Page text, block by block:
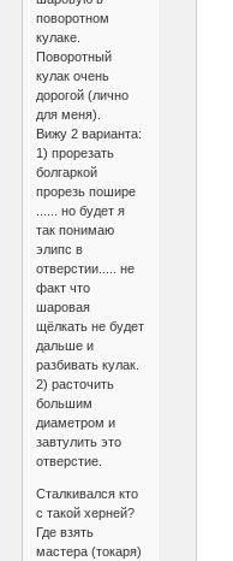
поворотном
кулаке.
Поворотный
кулак очень
дорогой (лично
для меня).
Вижу 2 варианта:
1) прорезать
болгаркой
прорезь пошире
...... но будет я
так понимаю
элипс в
отверстии..... не
факт что
шаровая
щёлкать не будет
дальше и
разбивать кулак.
2) расточить
большим
диаметром и
завтулить это
отверстие.
Сталкивался кто
с такой херней?
Где взять
мастера (токаря)